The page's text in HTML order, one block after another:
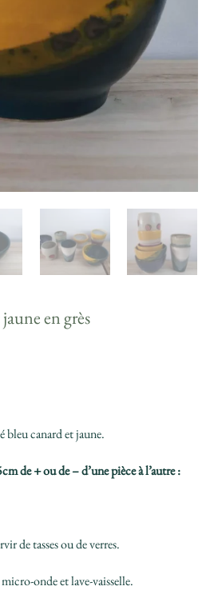
en grès
bleu canard et jaune.
de + ou de – d’une pièce à l’autre :
de tasses ou de verres.
onde et lave-vaisselle.